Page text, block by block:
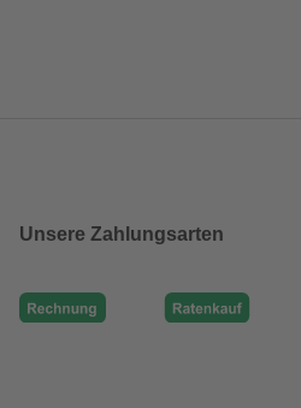
Unsere Zahlungsarten